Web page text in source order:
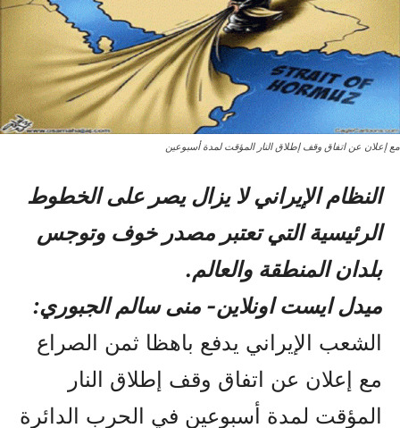
مع إعلان عن اتفاق وقف إطلاق النار المؤقت لمدة أسبوعين
النظام الإيراني لا يزال يصر على الخطوط
الرئيسية التي تعتبر مصدر خوف وتوجس
بلدان المنطقة والعالم.
میدل ایست اونلاین- منی سالم الجبوري:
الشعب الإيراني يدفع باهظا ثمن الصراع
مع إعلان عن اتفاق وقف إطلاق النار
المؤقت لمدة أسبوعين في الحرب الدائرة